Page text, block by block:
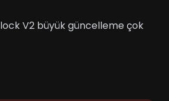
V2 büyük güncelleme çok